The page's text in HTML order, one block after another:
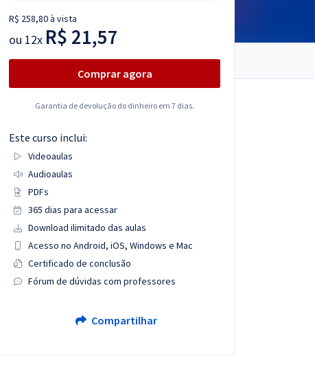
R$ 258,80 à vista
ou 12x R$ 21,57
Comprar agora
Garantia de devolução do dinheiro em 7 dias.
Este curso inclui:
Videoaulas
Audioaulas
PDFs
365 dias para acessar
Download ilimitado das aulas
Acesso no Android, iOS, Windows e Mac
Certificado de conclusão
Fórum de dúvidas com professores
Compartilhar